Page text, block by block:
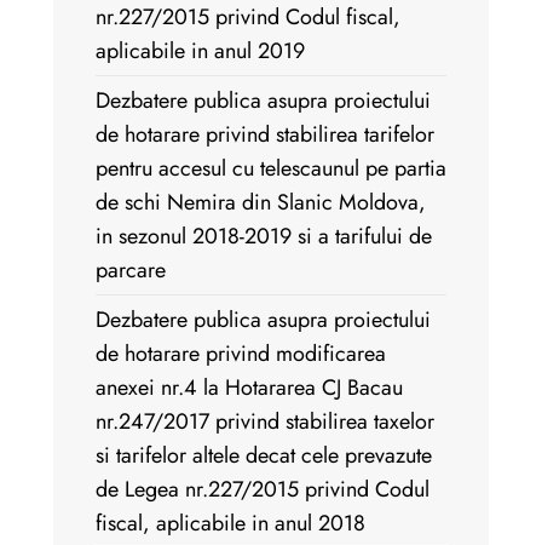
nr.227/2015 privind Codul fiscal,
aplicabile in anul 2019
Dezbatere publica asupra proiectului
de hotarare privind stabilirea tarifelor
pentru accesul cu telescaunul pe partia
de schi Nemira din Slanic Moldova,
in sezonul 2018-2019 si a tarifului de
parcare
Dezbatere publica asupra proiectului
de hotarare privind modificarea
anexei nr.4 la Hotararea CJ Bacau
nr.247/2017 privind stabilirea taxelor
si tarifelor altele decat cele prevazute
de Legea nr.227/2015 privind Codul
fiscal, aplicabile in anul 2018